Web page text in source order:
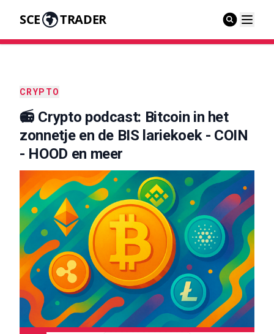
SCE TRADER
CRYPTO
📻 Crypto podcast: Bitcoin in het
zonnetje en de BIS lariekoek - COIN
- HOOD en meer